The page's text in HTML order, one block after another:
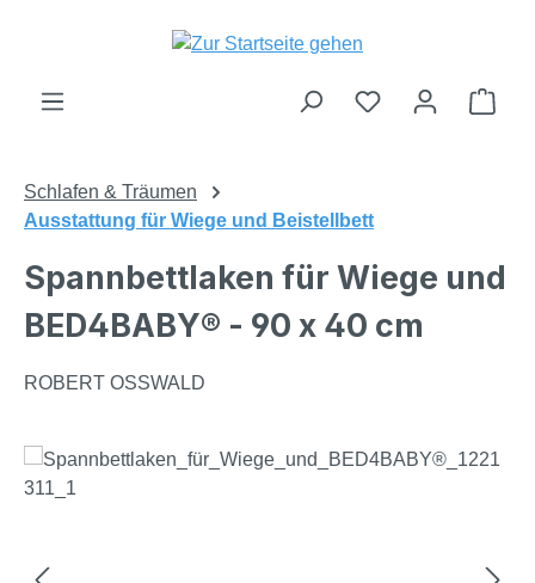
Zum Hauptinhalt springen
Du hast 0
Schlafen & Träumen
Ausstattung für Wiege und Beistellbett
Spannbettlaken für Wiege und
BED4BABY® - 90 x 40 cm
ROBERT OSSWALD
Bildergalerie überspringen